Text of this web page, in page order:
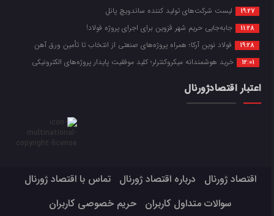
19:27 لیست شرکت‌های تولید کننده ساندویچ پانل
11:28 جابه‌جایی حریم شهر قزوین برای اجرای پروژه فولاد!
19:28 فولاد نوین آرکا؛ همراه پروژه‌های صنعتی از انتخاب تا تأمین ورق آهن
12:01 خرید هوشمندانه میکروکنترلر؛ کلید موفقیت پایدار پروژه‌های الکترونیکی
اعتبار اقتصادژورنال
اقتصاد ژورنال درباره اقتصاد ژورنال
تماس با اقتصاد ژورنال
سوالات متداول کاربران
حریم خصوصی کاربران